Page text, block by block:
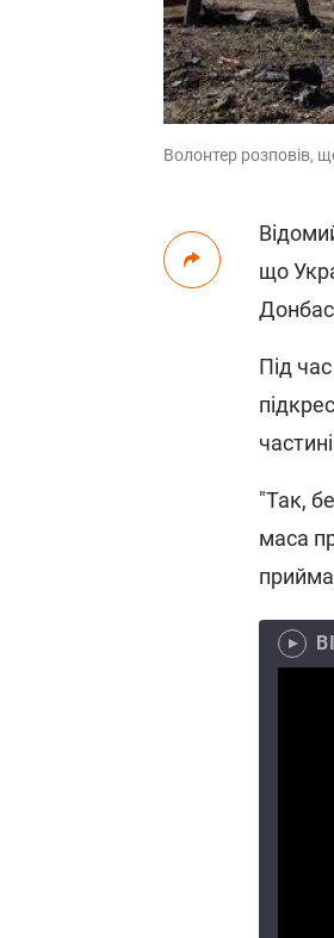
Волонтер розповів,
що
Під час
"Так,
маса